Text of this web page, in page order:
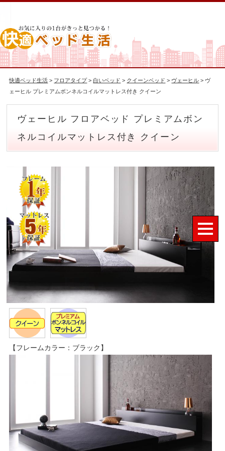
快適ベッド生活 > フロアタイプ >白いベッド > クイーンベッド > ヴェーヒル > ヴ
ェーヒル プレミアムボンネルコイルマットレス付き クイーン
ヴェーヒル フロアベッド プレミアムボン
ネルコイルマットレス付き クイーン
【フレームカラー：ブラック】